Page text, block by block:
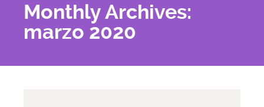
Monthly Archives:
marzo 2020